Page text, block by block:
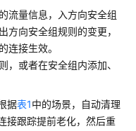
流量信息，入方向安全组
方向安全组规则的变更，
连接生效。
，或者在安全组内添加、
据表1中的场景，自动清理
接跟踪提前老化，然后重